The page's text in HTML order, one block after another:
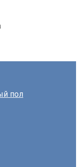
пол